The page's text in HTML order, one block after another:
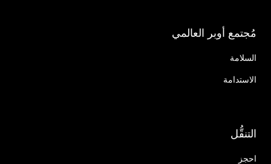
مُجتمع أوبر العالمي
السلامة
الاستدامة
التنقُّل
احجز